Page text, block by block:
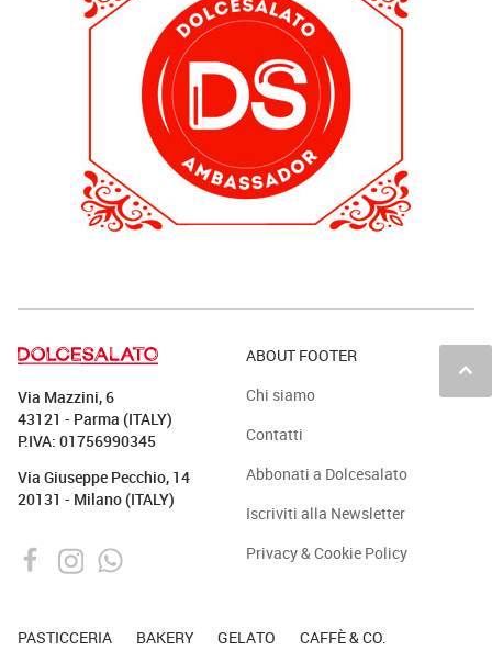
keyboard_arrow_up
Via Mazzini, 6
43121 - Parma (ITALY)
P.IVA: 01756990345
Via Giuseppe Pecchio, 14
20131 - Milano (ITALY)
ABOUT FOOTER
Chi siamo
Contatti
Abbonati a Dolcesalato
Iscriviti alla Newsletter
Privacy & Cookie Policy
PASTICCERIA BAKERY GELATO CAFFÈ & CO.